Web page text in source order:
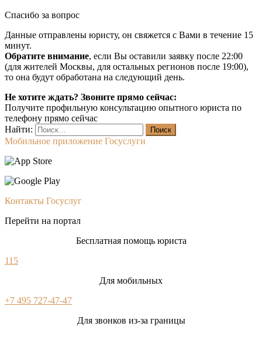
Спасибо за вопрос
Данные отправлены юристу, он свяжется с Вами в течение 15
минут.
Обратите внимание, если Вы оставили заявку после 22:00
(для жителей Москвы, для остальных регионов после 19:00),
то она будут обработана на следующий день.
Не хотите ждать? Звоните прямо сейчас:
Получите профильную консультацию опытного юриста по
телефону прямо сейчас
Найти:
Мобильное приложение Госуслуги
Контакты Госуслуг
Перейти на портал
Бесплатная помощь юриста
115
Для мобильных
+7 495 727-47-47
Для звонков из-за границы